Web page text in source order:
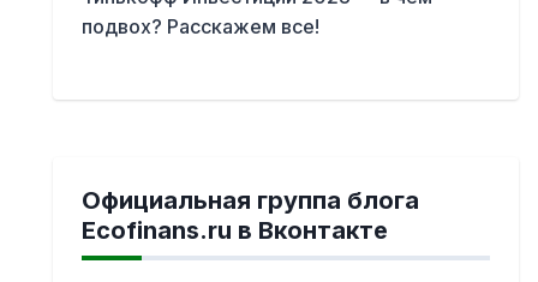
подвох? Расскажем все!
Официальная группа блога
Ecofinans.ru в Вконтакте